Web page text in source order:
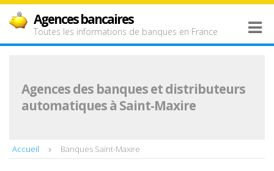
Agences bancaires
Toutes les informations de banques en France
Agences des banques et distributeurs
automatiques à Saint-Maxire
Accueil Banques Saint-Maxire